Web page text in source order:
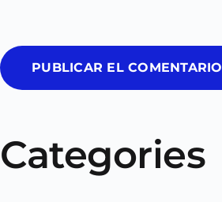
PUBLICAR EL COMENTARIO
Categories